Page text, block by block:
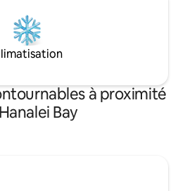
à proximité
Bay